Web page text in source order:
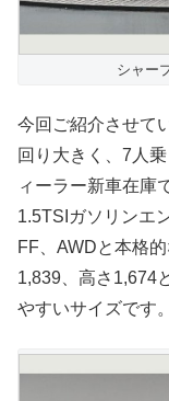
シャー
今回ご紹介させて
回り大きく、7人
ィーラー新車在庫
1.5TSIガソリンエ
FF、AWDと本格
1,839、高さ1,674
やすいサイズです。